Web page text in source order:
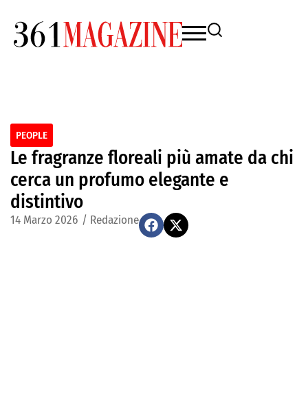
PEOPLE
Le fragranze floreali più amate da chi
cerca un profumo elegante e
distintivo
14 Marzo 2026 / Redazione